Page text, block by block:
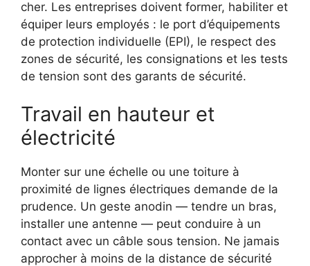
cher. Les entreprises doivent former, habiliter et
équiper leurs employés : le port d’équipements
de protection individuelle (EPI), le respect des
zones de sécurité, les consignations et les tests
de tension sont des garants de sécurité.
Travail en hauteur et
électricité
Monter sur une échelle ou une toiture à
proximité de lignes électriques demande de la
prudence. Un geste anodin — tendre un bras,
installer une antenne — peut conduire à un
contact avec un câble sous tension. Ne jamais
approcher à moins de la distance de sécurité